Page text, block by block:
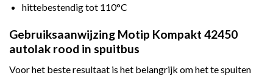
hittebestendig tot 110°C
Gebruiksaanwijzing Motip Kompakt 42450
autolak rood in spuitbus
Voor het beste resultaat is het belangrijk om het te spuiten